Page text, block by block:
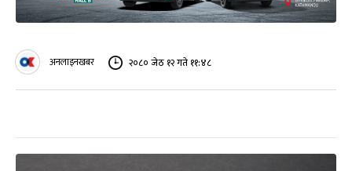
अनलाइनखबर २०८० जेठ १२ गते ११:४८